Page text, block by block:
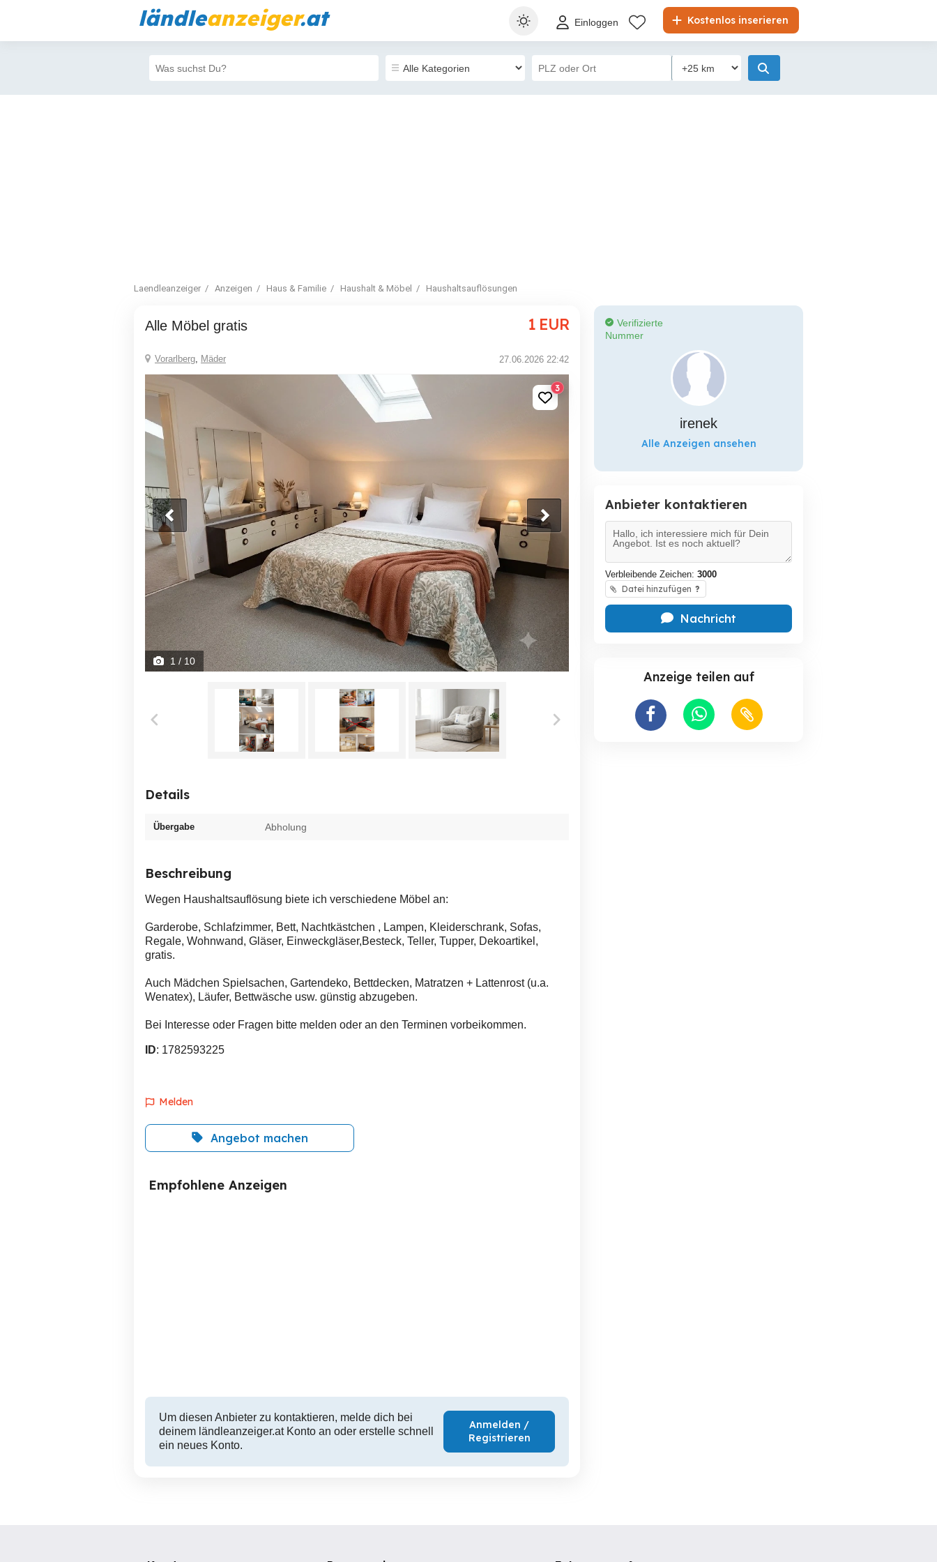
ländleanzeiger.at Kostenlos inserieren
Einloggen
Laendleanzeiger Anzeigen Haus & Familie Haushalt & Möbel Haushaltsauflösungen
Alle Möbel gratis 1 EUR
Vorarlberg, Mäder 27.06.2026 22:42
3
1 / 10
Details
Übergabe Abholung
Beschreibung
Wegen Haushaltsauflösung biete ich verschiedene Möbel an:
Garderobe, Schlafzimmer, Bett, Nachtkästchen , Lampen, Kleiderschrank, Sofas,
Regale, Wohnwand, Gläser, Einweckgläser,Besteck, Teller, Tupper, Dekoartikel,
gratis.
Auch Mädchen Spielsachen, Gartendeko, Bettdecken, Matratzen + Lattenrost (u.a.
Wenatex), Läufer, Bettwäsche usw. günstig abzugeben.
Bei Interesse oder Fragen bitte melden oder an den Terminen vorbeikommen.
ID: 1782593225
Melden
Angebot machen
Empfohlene Anzeigen
Um diesen Anbieter zu kontaktieren, melde dich bei
deinem ländleanzeiger.at Konto an oder erstelle schnell
ein neues Konto.
Anmelden /
Registrieren
Verifizierte
Nummer
irenek
Alle Anzeigen ansehen
Anbieter kontaktieren
Verbleibende Zeichen: 3000
Datei hinzufügen ?
Nachricht
Anzeige teilen auf